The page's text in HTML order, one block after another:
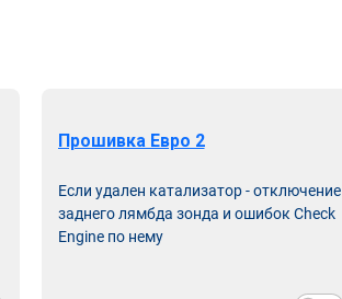
Прошивка Евро 2
Если удален катализатор - отключение
заднего лямбда зонда и ошибок Check
Engine по нему